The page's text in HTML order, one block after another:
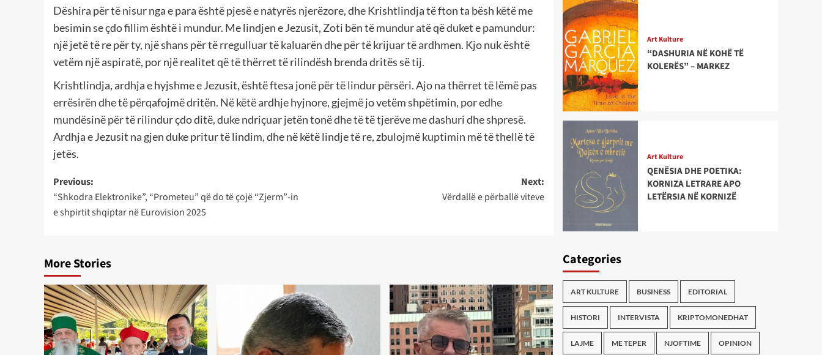
Dëshira për të nisur nga e para është pjesë e natyrës njerëzore, dhe Krishtlindja të fton ta bësh këtë me
besimin se çdo fillim është i mundur. Me lindjen e Jezusit, Zoti bën të mundur atë që duket e pamundur:
një jetë të re për ty, një shans për të rregulluar të kaluarën dhe për të krijuar të ardhmen. Kjo nuk është
vetëm një aspiratë, por një realitet që të thërret të rilindësh brenda dritës së tij.
Krishtlindja, ardhja e hyjshme e Jezusit, është ftesa jonë për të lindur përsëri. Ajo na thërret të lëmë pas
errësirën dhe të përqafojmë dritën. Në këtë ardhje hyjnore, gjejmë jo vetëm shpëtimin, por edhe
mundësinë për të rilindur çdo ditë, duke ndriçuar jetën tonë dhe të të tjerëve me dashuri dhe shpresë.
Ardhja e Jezusit na gjen duke pritur të lindim, dhe në këtë lindje të re, zbulojmë kuptimin më të thellë të
jetës.
Post
navigation
Previous:
“Shkodra Elektronike”, “Prometeu” që do të çojë “Zjerm”-in
e shpirtit shqiptar në Eurovision 2025
Next:
Vërdallë e përballë viteve
More Stories
Art Kulture
“DASHURIA NË KOHË TË
KOLERËS” – MARKEZ
Art Kulture
QENËSIA DHE POETIKA:
KORNIZA LETRARE APO
LETËRSIA NË KORNIZË
Categories
ART KULTURE BUSINESS EDITORIAL
HISTORI INTERVISTA KRIPTOMONEDHAT
LAJME ME TEPER NJOFTIME OPINION